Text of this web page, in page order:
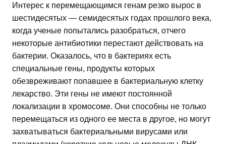
Интерес к перемещающимся генам резко вырос в
шестидесятых — семидесятых годах прошлого века,
когда ученые попытались разобраться, отчего
некоторые антибиотики перестают действовать на
бактерии. Оказалось, что в бактериях есть
специальные гены, продукты которых
обезвреживают попавшее в бактериальную клетку
лекарство. Эти гены не имеют постоянной
локализации в хромосоме. Они способны не только
перемещаться из одного ее места в другое, но могут
захватываться бактериальными вирусами или